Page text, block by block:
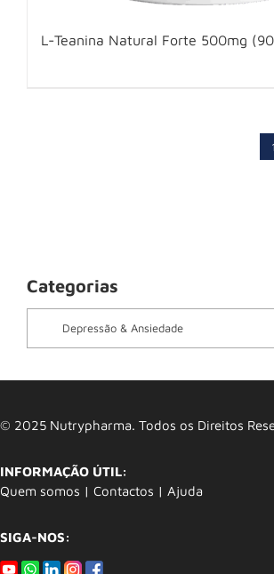
L-Teanina Natural Forte 500mg
1
Categorias
Depressão & Ansiedade
© 2025 Nutrypharma. Todos os Direitos
INFORMAÇÃO ÚTIL:
Quem somos | Contactos | Ajuda
SIGA-NOS: